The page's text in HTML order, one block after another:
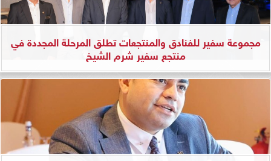
مجموعة سفير للفنادق والمنتجعات تطلق المرحلة المجددة في
منتجع سفير شرم الشيخ